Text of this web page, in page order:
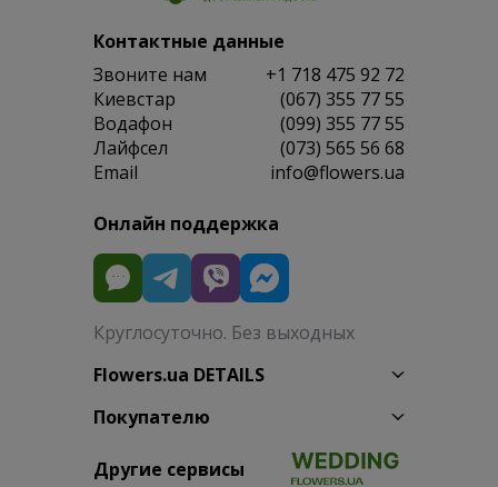
Контактные данные
Звоните нам
+1 718 475 92 72
Киевстар
(067) 355 77 55
Водафон
(099) 355 77 55
Лайфсел
(073) 565 56 68
Email
info@flowers.ua
Онлайн поддержка
Круглосуточно. Без выходных
Flowers.ua DETAILS
Покупателю
Другие сервисы